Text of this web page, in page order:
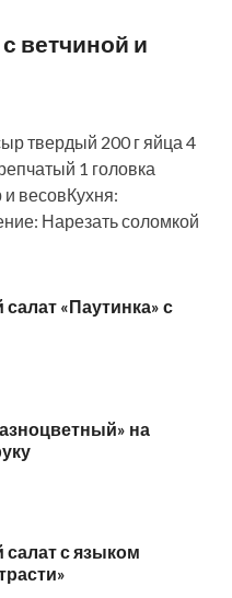
ветчиной и
твердый 200 г яйца 4
1 головка
весовКухня:
Нарезать соломкой
«Паутинка» с
на
с языком